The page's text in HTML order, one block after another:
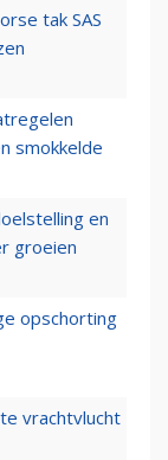
tak SAS
smokkelde
en
groeien
opschorting
vrachtvlucht